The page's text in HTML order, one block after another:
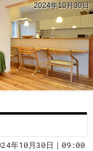
2024年10月30日
年10月30日｜09:00